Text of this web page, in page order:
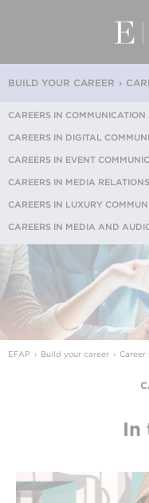
BUILD YOUR CAREER
CAREERS IN
CAREERS IN DIGITAL
CAREERS IN EVENT
CAREERS IN MEDIA
CAREERS IN LUXURY
CAREERS IN MEDIA AND
EFAP Build your career Career
In